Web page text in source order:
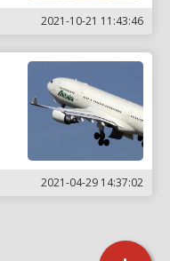
2021-10-21 11:43:46
2021-04-29 14:37:02